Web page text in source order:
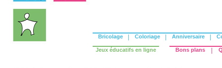
Bricolage Coloriage Anniversaire
Jeux éducatifs en ligne Bons plans